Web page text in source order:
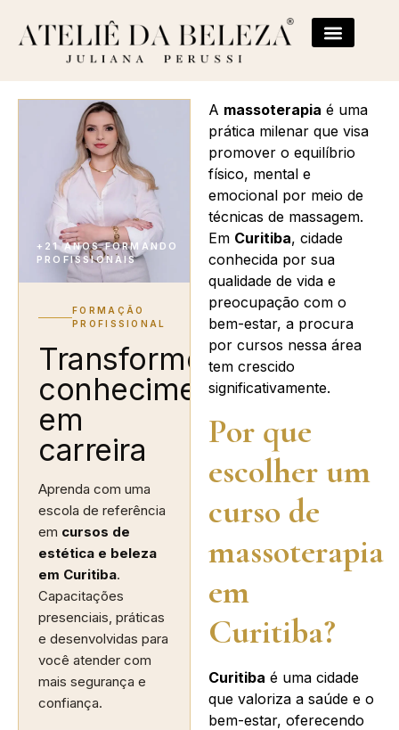
+21 ANOS FORMANDO
PROFISSIONAIS
FORMAÇÃO
PROFISSIONAL
Transforme
conhecimento
em
carreira
Aprenda com uma
escola de referência
em cursos de
estética e beleza
em Curitiba.
Capacitações
presenciais, práticas
e desenvolvidas para
você atender com
mais segurança e
confiança.
A massoterapia é uma
prática milenar que visa
promover o equilíbrio
físico, mental e
emocional por meio de
técnicas de massagem.
Em Curitiba, cidade
conhecida por sua
qualidade de vida e
preocupação com o
bem-estar, a procura
por cursos nessa área
tem crescido
significativamente.
Por que
escolher um
curso de
massoterapia
em
Curitiba?
Curitiba é uma cidade
que valoriza a saúde e o
bem-estar, oferecendo